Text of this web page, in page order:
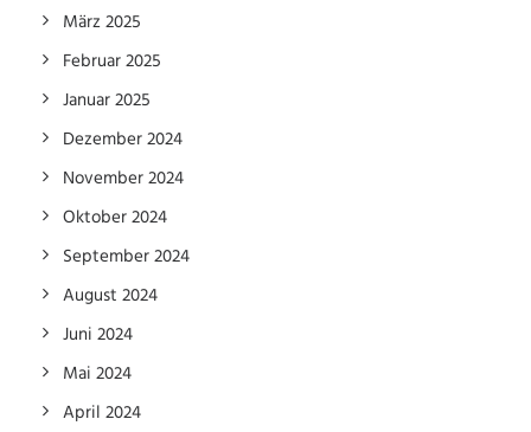
März 2025
Februar 2025
Januar 2025
Dezember 2024
November 2024
Oktober 2024
September 2024
August 2024
Juni 2024
Mai 2024
April 2024